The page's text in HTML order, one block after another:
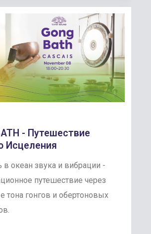
- Путешествие
Исцеления
в океан звука и вибрации -
путешествие через
тона гонгов и обертоновых